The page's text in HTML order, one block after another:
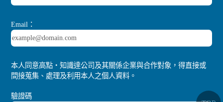
Email：
本人同意高點‧知識達公司及其關係企業與合作對象，得直接或
間接蒐集、處理及利用本人之個人資料。
驗證碼